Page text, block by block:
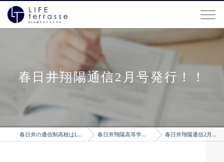
春日井翔陽通信2月号発行！！
春日井の通信制高校はLIFEterrasse 春日井翔陽高等学院のブログ 春日井翔陽通信2月号発行！！